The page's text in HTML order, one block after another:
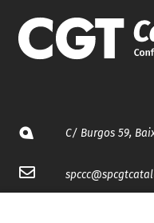
C/ Burgos 59,
spccc@